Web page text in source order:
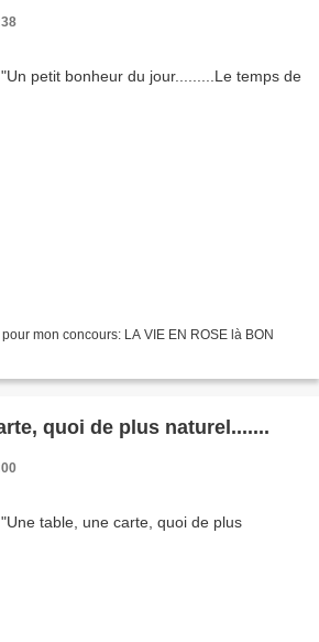
mon concours: LA VIE EN ROSE là BON
quoi de plus naturel.......